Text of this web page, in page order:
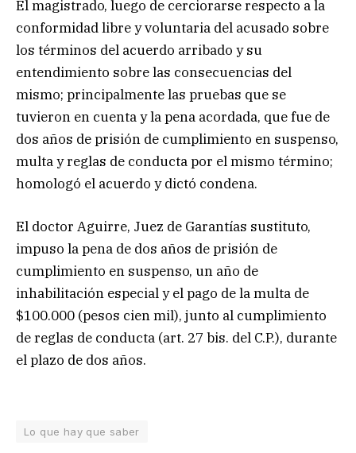
El magistrado, luego de cerciorarse respecto a la
conformidad libre y voluntaria del acusado sobre
los términos del acuerdo arribado y su
entendimiento sobre las consecuencias del
mismo; principalmente las pruebas que se
tuvieron en cuenta y la pena acordada, que fue de
dos años de prisión de cumplimiento en suspenso,
multa y reglas de conducta por el mismo término;
homologó el acuerdo y dictó condena.
El doctor Aguirre, Juez de Garantías sustituto,
impuso la pena de dos años de prisión de
cumplimiento en suspenso, un año de
inhabilitación especial y el pago de la multa de
$100.000 (pesos cien mil), junto al cumplimiento
de reglas de conducta (art. 27 bis. del C.P.), durante
el plazo de dos años.
Lo que hay que saber